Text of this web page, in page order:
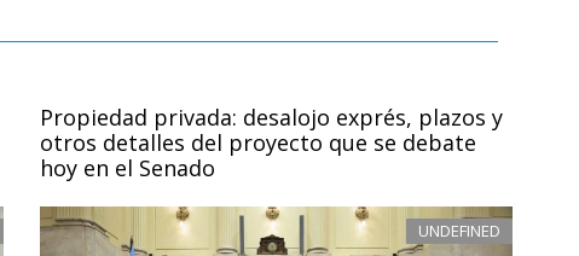
Propiedad privada: desalojo exprés, plazos y
otros detalles del proyecto que se debate
hoy en el Senado
UNDEFINED